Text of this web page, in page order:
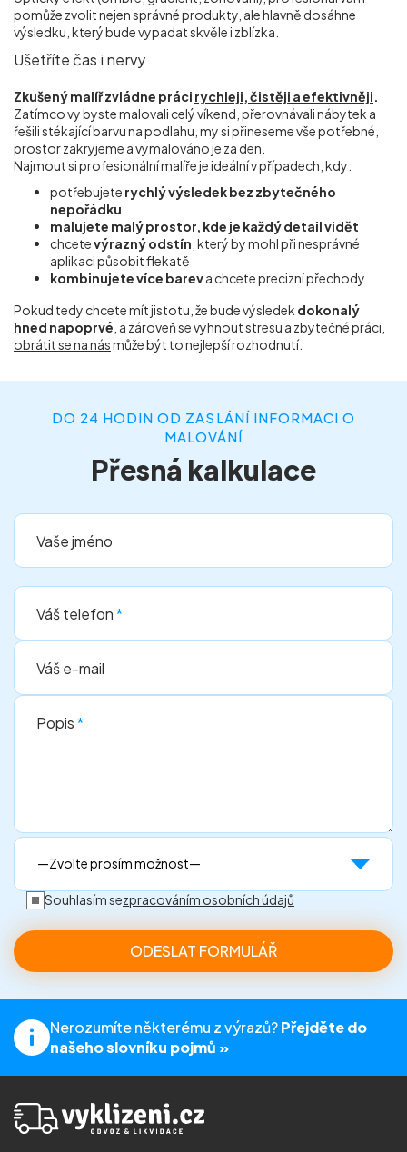
pomůže zvolit nejen správné produkty, ale hlavně dosáhne
výsledku, který bude vypadat skvěle i zblízka.
Ušetříte čas i nervy
Zkušený malíř zvládne práci rychleji, čistěji a efektivněji.
Zatímco vy byste malovali celý víkend, přerovnávali nábytek a
řešili stékající barvu na podlahu, my si přineseme vše potřebné,
prostor zakryjeme a vymalováno je za den.
Najmout si profesionální malíře je ideální v případech, kdy:
potřebujete rychlý výsledek bez zbytečného
nepořádku
malujete malý prostor, kde je každý detail vidět
chcetevýrazný odstín , který by mohl při nesprávné
aplikaci působit flekatě
kombinujete více bareva chcete precizní přechody
Pokud tedy chcete mít jistotu, že bude výsledek dokonalý
hned napoprvé , a zároveň se vyhnout stresu a zbytečné práci,
obrátit se na násmůže být to nejlepší rozhodnutí.
DO 24 HODIN OD ZASLÁNÍ INFORMACI O
MALOVÁNÍ
Přesná kalkulace
Vaše jméno
Váš telefon*
Váš e-mail
Popis*
Souhlasím sezpracováním osobních údajů
Nerozumíte některému z výrazů?Přejděte do
našeho slovníku pojmů »